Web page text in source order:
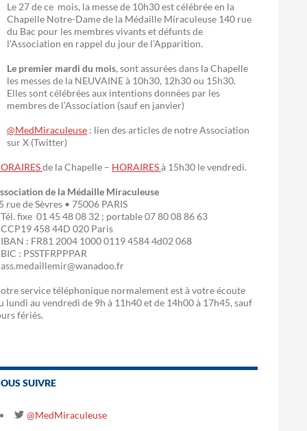
Le 27 de ce mois, la messe de 10h30 est célébrée en la
Chapelle Notre-Dame de la Médaille Miraculeuse 140 rue
du Bac pour les membres vivants et défunts de
l’Association en rappel du jour de l’Apparition.
Le premier mardi du mois, sont assurées dans la Chapelle
les messes de la NEUVAINE à 10h30, 12h30 ou 15h30.
Elles sont célébrées aux intentions données par les
membres de l’Association (sauf en janvier)
@MedMiraculeuse : lien des articles de notre Association
sur X (Twitter)
de la Chapelle – HORAIRESà 15h30 le vendredi.
de la Médaille Miraculeuse
rue de Sèvres • 75006 PARIS
fixe 01 45 48 08 32 ; portable 07 80 08 86 63
458 44D 020 Paris
: FR81 2004 1000 0119 4584 4d02 068
: PSSTFRPPPAR
service téléphonique normalement est à votre écoute
lundi au vendredi de 9h à 11h40 et de 14h00 à 17h45, sauf
fériés.
SUIVRE
@MedMiraculeuse